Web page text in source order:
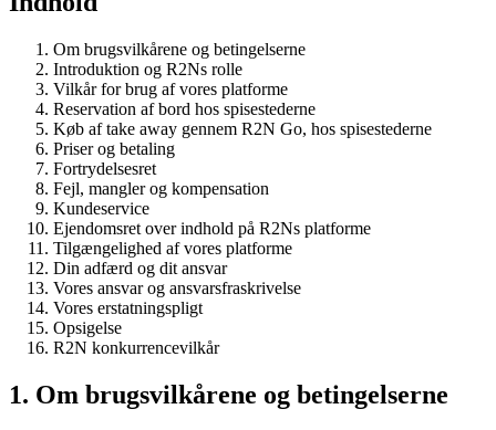
Om brugsvilkårene og betingelserne
Introduktion og R2Ns rolle
Vilkår for brug af vores platforme
Reservation af bord hos spisestederne
Køb af take away gennem R2N Go, hos spisestederne
Priser og betaling
Fortrydelsesret
Fejl, mangler og kompensation
Kundeservice
Ejendomsret over indhold på R2Ns platforme
Tilgængelighed af vores platforme
Din adfærd og dit ansvar
Vores ansvar og ansvarsfraskrivelse
Vores erstatningspligt
Opsigelse
R2N konkurrencevilkår
1. Om brugsvilkårene og betingelserne